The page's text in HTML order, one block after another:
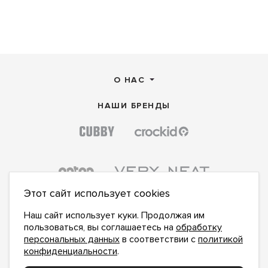
О НАС
НАШИ БРЕНДЫ
ПОДПИСАТЬСЯ НА НОВОСТИ:
Этот сайт использует cookies
Наш сайт использует куки. Продолжая им
пользоваться, вы соглашаетесь на обработку
персональных данных в соответствии с политикой
конфиденциальности.